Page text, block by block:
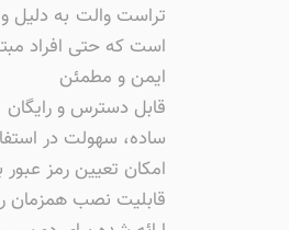
تراست والت به دلیل
است که حتی افراد
ایمن و مطمئن
قابل دسترس و رایگان
ساده، سهولت در
امکان تعیین رمز
قابلیت نصب همزمان